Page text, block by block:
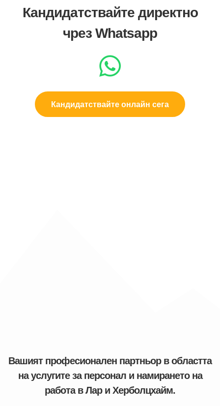
Кандидатствайте директно
чрез Whatsapp
Кандидатствайте онлайн сега
Вашият професионален партньор в областта
на услугите за персонал и намирането на
работа в Лар и Херболцхайм.